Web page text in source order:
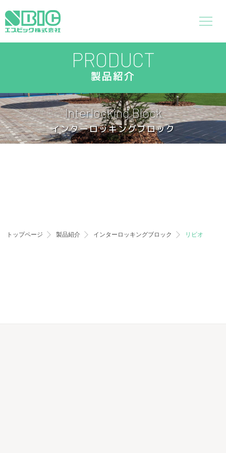
PRODUCT
製品紹介
Interlocking Block
インターロッキングブロック
トップページ 製品紹介 インターロッキングブロック リビオ